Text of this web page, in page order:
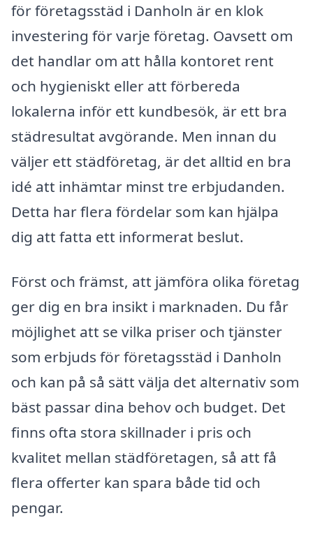
för företagsstäd i Danholn är en klok
investering för varje företag. Oavsett om
det handlar om att hålla kontoret rent
och hygieniskt eller att förbereda
lokalerna inför ett kundbesök, är ett bra
städresultat avgörande. Men innan du
väljer ett städföretag, är det alltid en bra
idé att inhämtar minst tre erbjudanden.
Detta har flera fördelar som kan hjälpa
dig att fatta ett informerat beslut.
Först och främst, att jämföra olika företag
ger dig en bra insikt i marknaden. Du får
möjlighet att se vilka priser och tjänster
som erbjuds för företagsstäd i Danholn
och kan på så sätt välja det alternativ som
bäst passar dina behov och budget. Det
finns ofta stora skillnader i pris och
kvalitet mellan städföretagen, så att få
flera offerter kan spara både tid och
pengar.